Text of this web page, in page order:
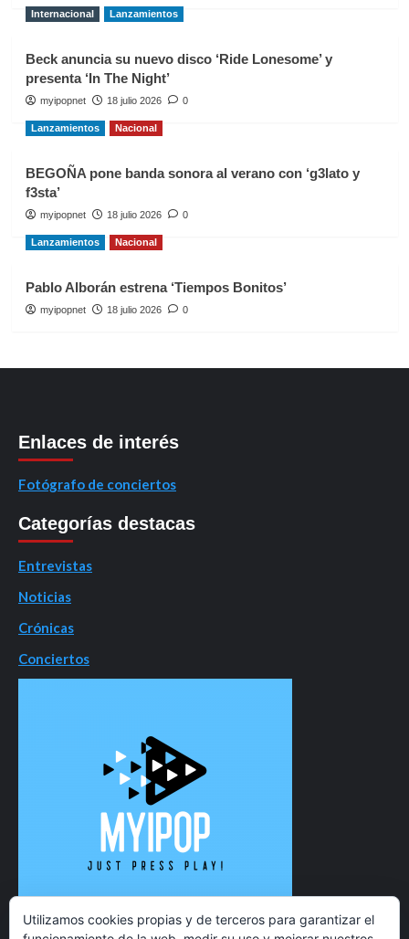
Internacional Lanzamientos
Beck anuncia su nuevo disco ‘Ride Lonesome’ y
presenta ‘In The Night’
myipopnet 18 julio 2026 0
Lanzamientos Nacional
BEGOÑA pone banda sonora al verano con ‘g3lato y
f3sta’
myipopnet 18 julio 2026 0
Lanzamientos Nacional
Pablo Alborán estrena ‘Tiempos Bonitos’
myipopnet 18 julio 2026 0
Enlaces de interés
Fotógrafo de conciertos
Categorías destacas
Entrevistas
Noticias
Crónicas
Conciertos
Utilizamos cookies propias y de terceros para garantizar el